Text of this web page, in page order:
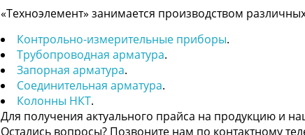
«Техноэлемент» занимается производством
Контрольно-измерительные приборы.
Трубопроводная арматура.
Запорная арматура.
Соединительная арматура.
Колонны НКТ.
Для получения актуального прайса на продукцию и
Остались вопросы? Позвоните нам по контактному